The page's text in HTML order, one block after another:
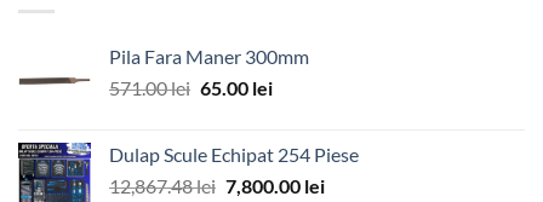
Pila Fara Maner 300mm
571.00lei Prețul
fost:
571.00 lei.
65.00 leiPrețul
65.00 lei.
Dulap Scule Echipat 254 Piese
12,867.48lei Prețul
7,800.00 leiPrețul